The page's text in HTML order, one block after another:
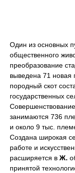
Один из основных
общественного
преобразование
выведена 71 новая
породный скот
государственных
занимаются 736
и около 9 тыс.
Создана широкая
работе и
расширяется в Ж.
принятой